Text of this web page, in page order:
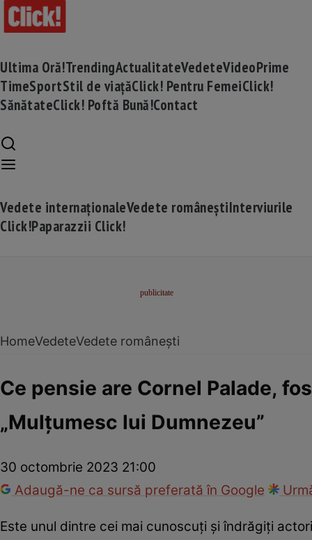
Ultima Oră!TrendingActualitateVedeteVideoPrime
TimeSportStil de viațăClick! Pentru FemeiClick!
SănătateClick! Poftă Bună!Contact
Vedete internaționaleVedete româneștiInterviurile
Click!Paparazzii Click!
HomeVedeteVedete românești
Ce pensie are Cornel Palade,
„Mulțumesc lui Dumnezeu”
30 octombrie 2023 21:00
Adaugă-ne ca sursă preferată în Google
Este unul dintre cei mai cunoscuți și îndrăgiți